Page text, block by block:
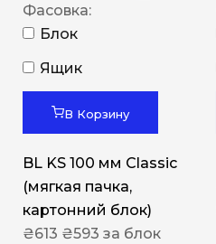
Фасовка:
Блок
Ящик
В Корзину
BL KS 100 мм Classic
(мягкая пачка,
картонний блок)
₴613 ₴593 за блок